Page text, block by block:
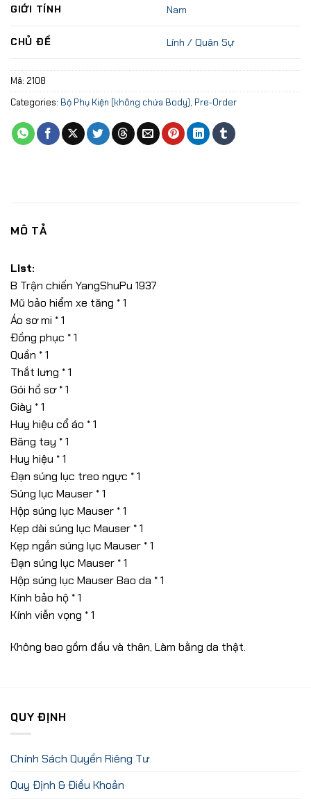
GIỚI TÍNH Nam
CHỦ ĐỀ Lính / Quân Sự
Mã: 2108
Categories: Bộ Phụ Kiện (không chứa Body), Pre-Order
MÔ TẢ
List:
B Trận chiến YangShuPu 1937
Mũ bảo hiểm xe tăng * 1
Áo sơ mi * 1
Đồng phục * 1
Quần * 1
Thắt lưng * 1
Gói hồ sơ * 1
Giày * 1
Huy hiệu cổ áo * 1
Băng tay * 1
Huy hiệu * 1
Đạn súng lục treo ngực * 1
Súng lục Mauser * 1
Hộp súng lục Mauser * 1
Kẹp dài súng lục Mauser * 1
Kẹp ngắn súng lục Mauser * 1
Đạn súng lục Mauser * 1
Hộp súng lục Mauser Bao da * 1
Kính bảo hộ * 1
Kính viễn vọng * 1
Không bao gồm đầu và thân, Làm bằng da thật.
QUY ĐỊNH
Chính Sách Quyền Riêng Tư
Quy Định & Điều Khoản